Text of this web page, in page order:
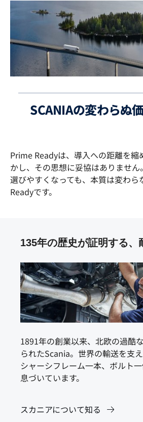
SCANIAの変わらぬ
Prime Readyは、導入への距離を縮
かし、その思想に妥協はありません。
選びやすくなっても、本質は変わ
Readyです。
135年の歴史が証明する、
1891年の創業以来、北欧の過酷
られたScania。世界の輸送を支え
シャーシフレーム一本、ボルト
息づいています。
スカニアについて知る